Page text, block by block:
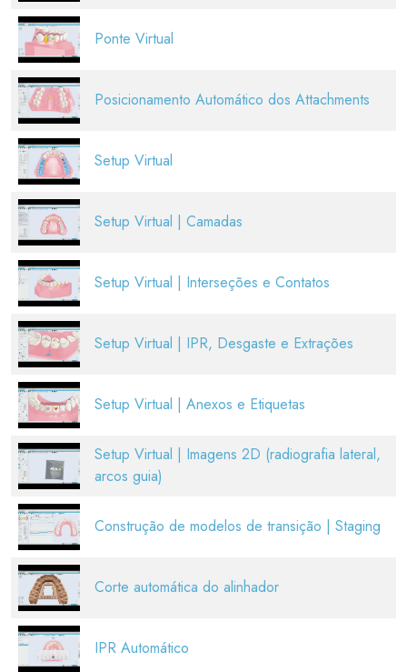
Ponte Virtual
Posicionamento Automático dos Attachments
Setup Virtual
Setup Virtual | Camadas
Setup Virtual | Interseções e Contatos
Setup Virtual | IPR, Desgaste e Extrações
Setup Virtual | Anexos e Etiquetas
Setup Virtual | Imagens 2D (radiografia lateral,
arcos guia)
Construção de modelos de transição | Staging
Corte automática do alinhador
IPR Automático